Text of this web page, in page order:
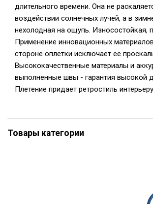
длительного времени. Она не
воздействии солнечных лучей, а в
нехолодная на ощупь. Износостойкая,
Применение инновационных
стороне оплётки исключает её
Высококачественные материалы и
выполненные швы - гарантия высокой
Плетение придает ретростиль
Товары категории